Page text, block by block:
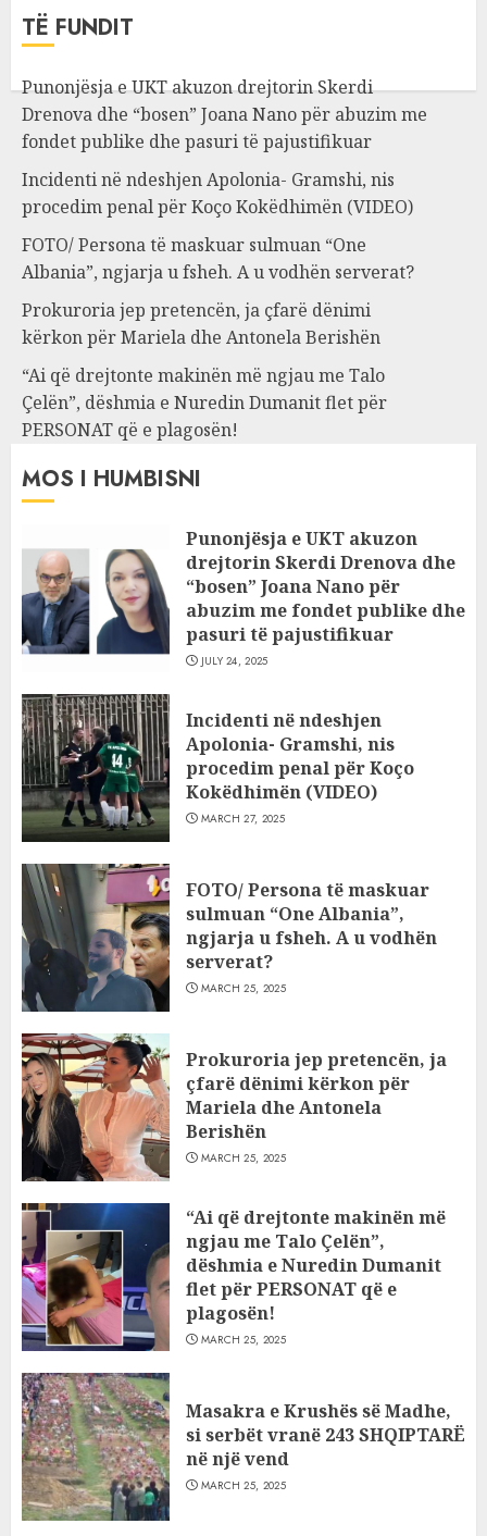
TË FUNDIT
Punonjësja e UKT akuzon drejtorin Skerdi
Drenova dhe “bosen” Joana Nano për abuzim me
fondet publike dhe pasuri të pajustifikuar
Incidenti në ndeshjen Apolonia- Gramshi, nis
procedim penal për Koço Kokëdhimën (VIDEO)
FOTO/ Persona të maskuar sulmuan “One
Albania”, ngjarja u fsheh. A u vodhën serverat?
Prokuroria jep pretencën, ja çfarë dënimi
kërkon për Mariela dhe Antonela Berishën
“Ai që drejtonte makinën më ngjau me Talo
Çelën”, dëshmia e Nuredin Dumanit flet për
PERSONAT që e plagosën!
MOS I HUMBISNI
Punonjësja e UKT akuzon
drejtorin Skerdi Drenova dhe
“bosen” Joana Nano për
abuzim me fondet publike dhe
pasuri të pajustifikuar
JULY 24, 2025
Incidenti në ndeshjen
Apolonia- Gramshi, nis
procedim penal për Koço
Kokëdhimën (VIDEO)
MARCH 27, 2025
FOTO/ Persona të maskuar
sulmuan “One Albania”,
ngjarja u fsheh. A u vodhën
serverat?
MARCH 25, 2025
Prokuroria jep pretencën, ja
çfarë dënimi kërkon për
Mariela dhe Antonela
Berishën
MARCH 25, 2025
“Ai që drejtonte makinën më
ngjau me Talo Çelën”,
dëshmia e Nuredin Dumanit
flet për PERSONAT që e
plagosën!
MARCH 25, 2025
Masakra e Krushës së Madhe,
si serbët vranë 243 SHQIPTARË
në një vend
MARCH 25, 2025